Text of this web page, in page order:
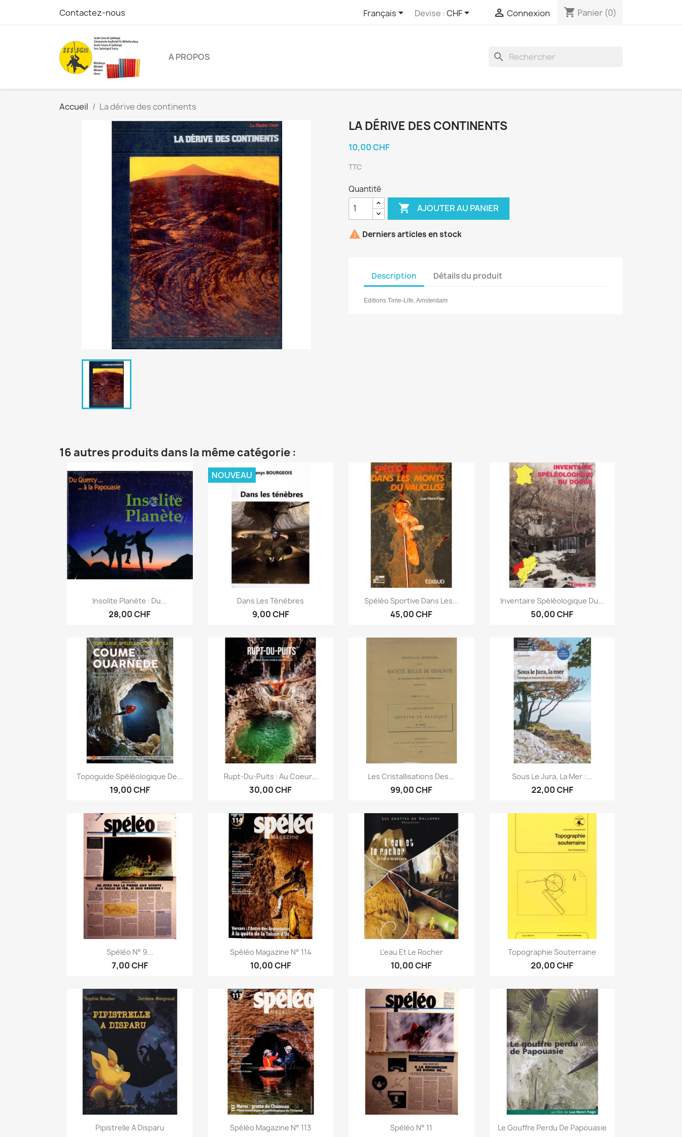
Contactez-nous Français Devise :CHF  Connexion shopping_cart Panier (0)
A PROPOS search
Accueil La dérive des continents
LA DÉRIVE DES CONTINENTS
10,00 CHF
TTC
Quantité
 AJOUTER AU PANIER
 Derniers articles en stock
Description Détails du produit
Editions Time-Life, Amsterdam
16 autres produits dans la même catégorie :
Aperçu rapide
Insolite Planète : Du...
28,00 CHF
Aperçu rapide
Dans Les Ténébres
9,00 CHF
NOUVEAU
 Aperçu rapide
Spéléo Sportive Dans Les...
45,00 CHF
Aperçu rapide
Inventaire Spéléologique Du...
50,00 CHF
Aperçu rapide
Topoguide Spéléologique De...
19,00 CHF
Aperçu rapide
Rupt-Du-Puits : Au Coeur...
30,00 CHF
Aperçu rapide
Les Cristallisations Des...
99,00 CHF
 Aperçu rapide
Sous Le Jura, La Mer :...
22,00 CHF
Aperçu rapide
Spéléo N° 9...
7,00 CHF
Aperçu rapide
Spéléo Magazine N° 114
10,00 CHF
Aperçu rapide
L’eau Et Le Rocher
10,00 CHF
Aperçu rapide
Topographie Souterraine
20,00 CHF
Aperçu rapide
Pipistrelle A Disparu Aperçu rapide
Spéléo Magazine N° 113 Aperçu rapide
Spéléo N° 11 Aperçu rapide
Le Gouffre Perdu De Papouasie